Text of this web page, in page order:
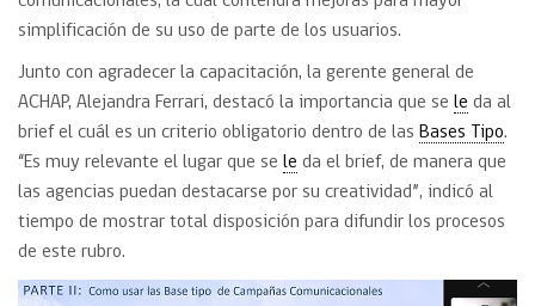
simplificación de su uso de parte de los usuarios.
Junto con agradecer la capacitación, la gerente general de
ACHAP, Alejandra Ferrari, destacó la importancia que se le da al
brief el cuál es un criterio obligatorio dentro de las Bases Tipo.
“Es muy relevante el lugar que se le da el brief, de manera que
las agencias puedan destacarse por su creatividad”, indicó al
tiempo de mostrar total disposición para difundir los procesos
de este rubro.